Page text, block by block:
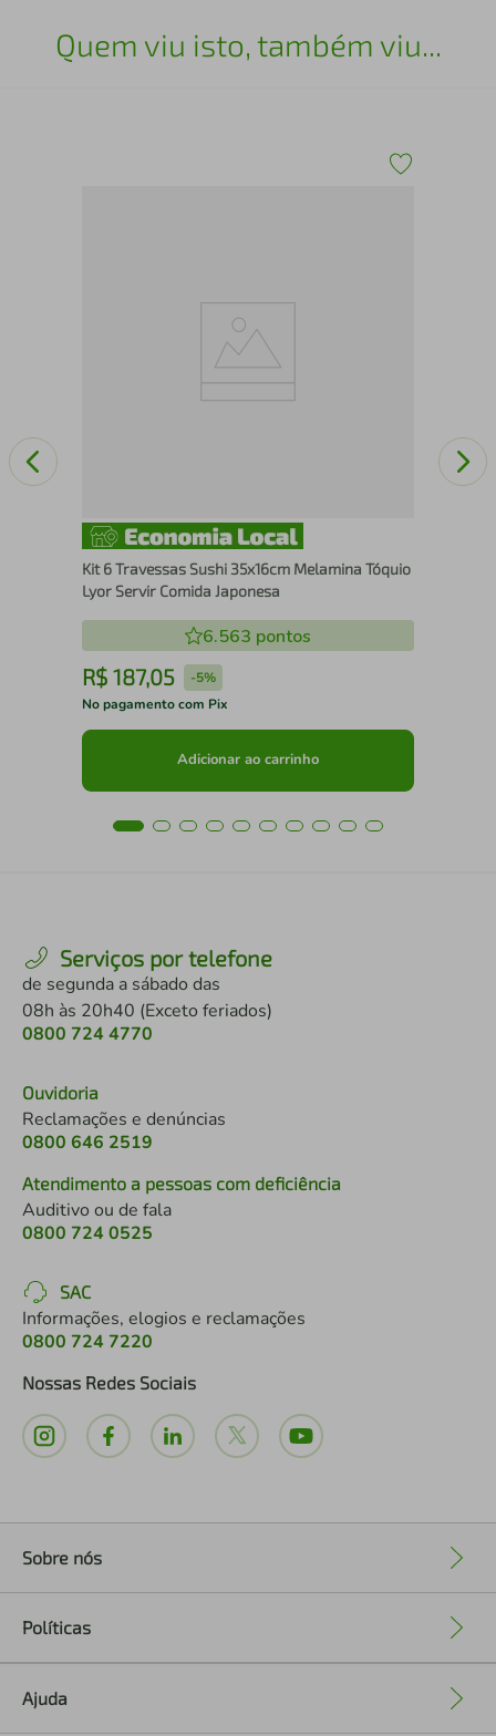
Quem viu isto, também viu...
Kit 6 Travessas Sushi 35x16cm Melamina Tóquio
Lyor Servir Comida Japonesa
6.563 pontos
R$ 187,05 -5%
No pagamento com Pix
Adicionar ao carrinho
Serviços por telefone
de segunda a sábado das
08h às 20h40 (Exceto feriados)
0800 724 4770
Ouvidoria
Reclamações e denúncias
0800 646 2519
Atendimento a pessoas com deficiência
Auditivo ou de fala
0800 724 0525
SAC
Informações, elogios e reclamações
0800 724 7220
Nossas Redes Sociais
Sobre nós
Políticas
Ajuda